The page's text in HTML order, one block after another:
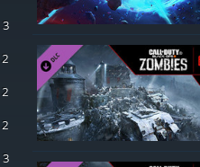
3
2
2
2
3